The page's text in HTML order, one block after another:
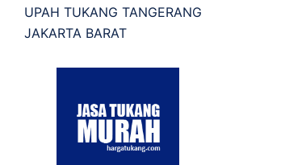
UPAH TUKANG TANGERANG
JAKARTA BARAT